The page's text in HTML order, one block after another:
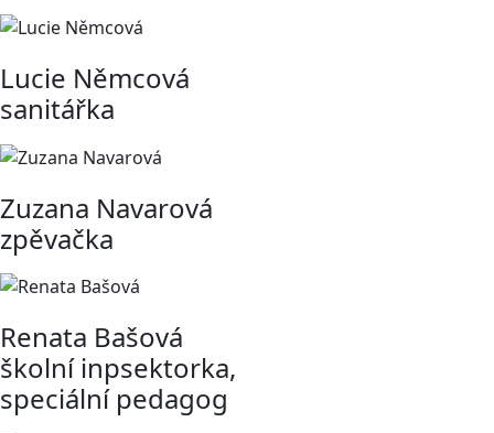
Lucie Němcová
sanitářka
Zuzana Navarová
zpěvačka
Renata Bašová
školní inpsektorka,
speciální pedagog